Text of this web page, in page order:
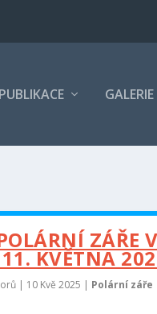
PUBLIKACE GALERIE
ZÁŘE V
KVĚTNA
| 10 Kvě 2025 | Polární záře